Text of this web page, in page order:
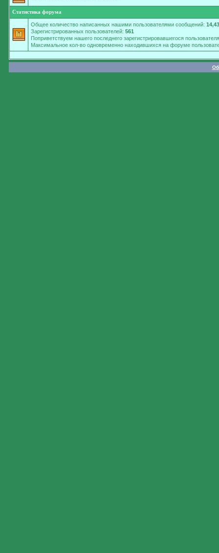
Статистика форума
Общее количество написанных нашими пользователями сообщений:
Зарегистрированных пользователей: 561
Поприветствуем нашего последнего зарегистрировавшегося
Максимальное кол-во одновременно находившихся на форуме